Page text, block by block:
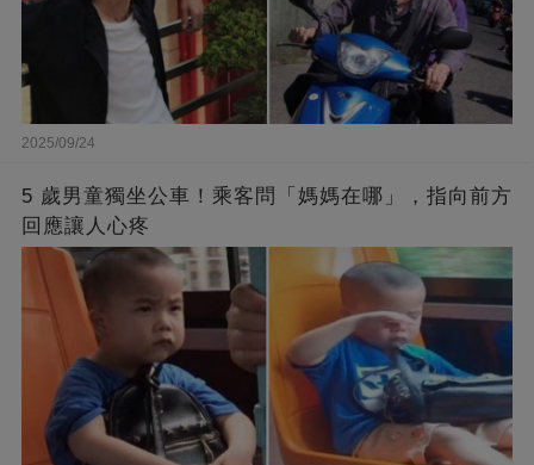
2025/09/24
5 歲男童獨坐公車！乘客問「媽媽在哪」，指向前方
回應讓人心疼